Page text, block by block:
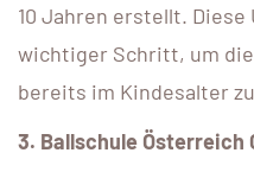
10 Jahren erstellt.
wichtiger Schritt, um
bereits im Kindesalter
3. Ballschule Österreich